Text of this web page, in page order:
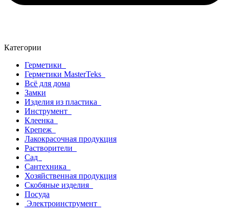
Категории
Герметики
Герметики MasterTeks
Всё для дома
Замки
Изделия из пластика
Инструмент
Клеенка
Крепеж
Лакокрасочная продукция
Растворители
Сад
Сантехника
Хозяйственная продукция
Скобяные изделия
Посуда
Электроинструмент